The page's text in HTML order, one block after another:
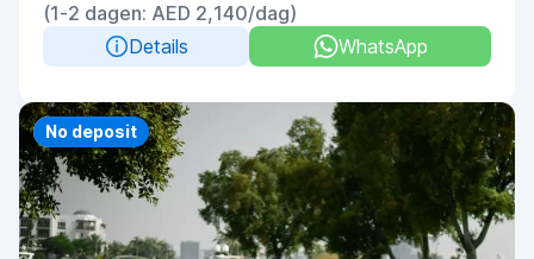
(1-2 dagen: AED 2,140/dag)
Details
WhatsApp
Priority
No deposit